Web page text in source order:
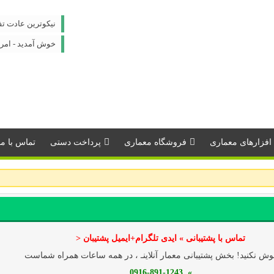
نیکوترین عادت
خوش آمدید - امروز :
افزارهای معماری فروشگاه معماری پرداخت دستی تماس با
تماس با پشتیبانی » ایدی تلگرام+ایمیل پشتیبان <
نکنید! بخش پشتیبانی معمار آنلاینـ ، در همه ساعات همراه شماست